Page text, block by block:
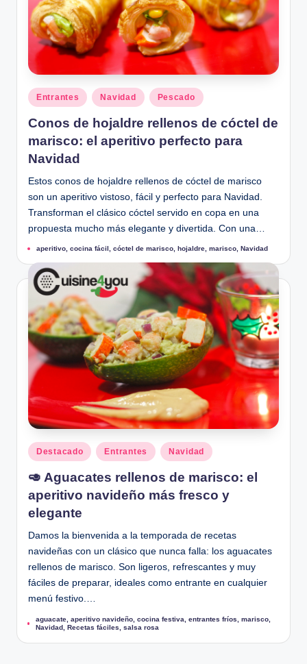
Publicado
en
Entrantes Navidad Pescado
Conos de hojaldre rellenos de cóctel de
marisco: el aperitivo perfecto para
Navidad
Estos conos de hojaldre rellenos de cóctel de marisco
son un aperitivo vistoso, fácil y perfecto para Navidad.
Transforman el clásico cóctel servido en copa en una
propuesta mucho más elegante y divertida. Con una…
Etiquetas:
aperitivo, cocina fácil , cóctel de marisco, hojaldre, marisco, Navidad
Publicado
en
Destacado Entrantes Navidad
🥑 Aguacates rellenos de marisco: el
aperitivo navideño más fresco y
elegante
Damos la bienvenida a la temporada de recetas
navideñas con un clásico que nunca falla: los aguacates
rellenos de marisco. Son ligeros, refrescantes y muy
fáciles de preparar, ideales como entrante en cualquier
menú festivo.…
Etiquetas:
aguacate, aperitivo navideño, cocina festiva entrantes fríos marisco,
Navidad, Recetas fáciles salsa rosa